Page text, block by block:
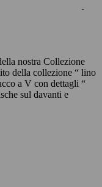
-
nostra Collezione
della collezione “ lino
a V con dettagli “
sul davanti e